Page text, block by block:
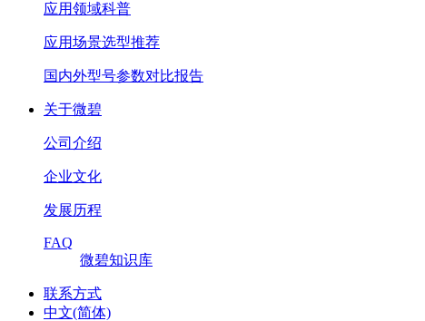
应用领域科普
应用场景选型推荐
国内外型号参数对比报告
关于微碧
公司介绍
企业文化
发展历程
FAQ
微碧知识库
联系方式
中文(简体)